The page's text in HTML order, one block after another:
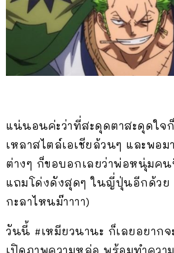
แน่นอนค่ะว่าที่สะดุดตาสะดุดใจ
เหลาสไตล์เอเชียล้วนๆ และพอ
ต่างๆ ก็ขอบอกเลยว่าพ่อหนุ่มคน
แถมโด่งดังสุดๆ ในญี่ปุ่นอีกด้ว
กะลาไหนม๊าาาา)
วันนี้ #เหมียวนานะ ก็เลยอยาก
เปิดภาพความหล่อ พร้อมทำคว